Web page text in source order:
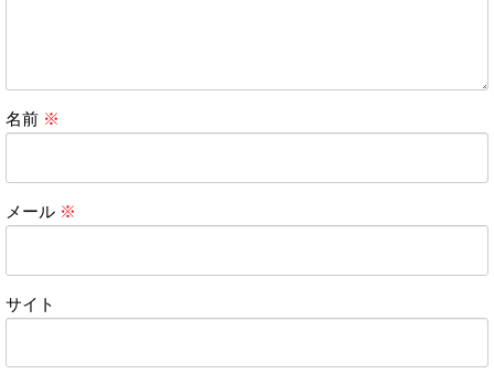
名前 ※
メール ※
サイト